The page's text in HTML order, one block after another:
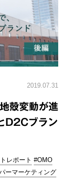
2019.07.31
殻変動が進
D2Cブラン
レポート #OMO
ーマーケティング